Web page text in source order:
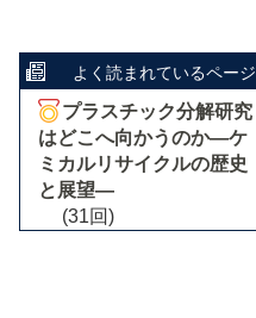
よく読まれているページ
プラスチック分解研究
はどこへ向かうのか―ケ
ミカルリサイクルの歴史
と展望―
(31回)